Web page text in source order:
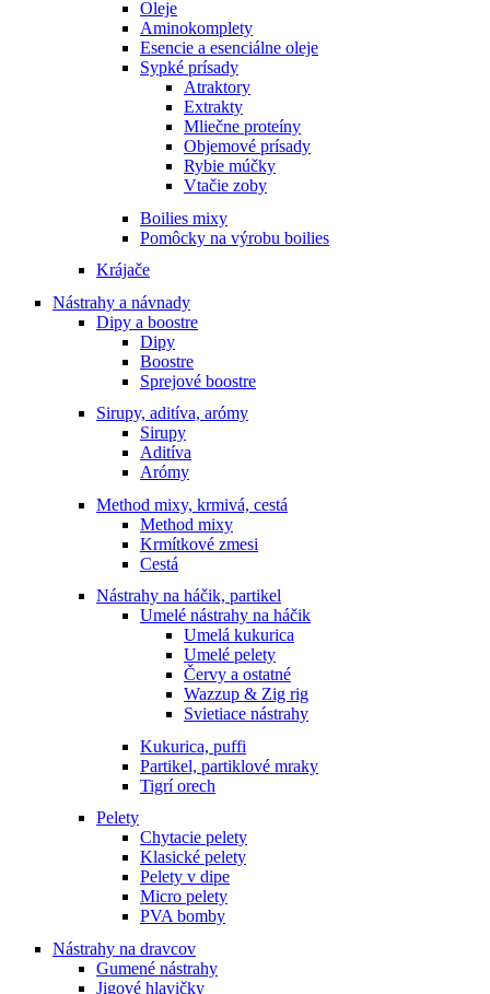
Oleje
Aminokomplety
Esencie a esenciálne oleje
Sypké prísady
Atraktory
Extrakty
Mliečne proteíny
Objemové prísady
Rybie múčky
Vtačie zoby
Boilies mixy
Pomôcky na výrobu boilies
Krájače
Nástrahy a návnady
Dipy a boostre
Dipy
Boostre
Sprejové boostre
Sirupy, aditíva, arómy
Sirupy
Aditíva
Arómy
Method mixy, krmivá, cestá
Method mixy
Krmítkové zmesi
Cestá
Nástrahy na háčik, partikel
Umelé nástrahy na háčik
Umelá kukurica
Umelé pelety
Červy a ostatné
Wazzup & Zig rig
Svietiace nástrahy
Kukurica, puffi
Partikel, partiklové mraky
Tigrí orech
Pelety
Chytacie pelety
Klasické pelety
Pelety v dipe
Micro pelety
PVA bomby
Nástrahy na dravcov
Gumené nástrahy
Jigové hlavičky